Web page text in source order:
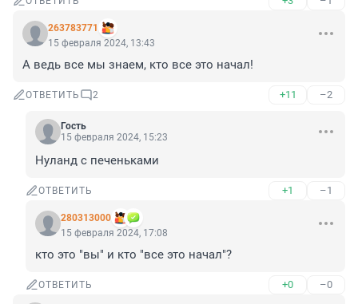
263783771
15 февраля 2024, 13:43
А ведь все мы знаем, кто все это начал!
ОТВЕТИТЬ 2 +11 –2
Гость
15 февраля 2024, 15:23
Нуланд с печеньками
ОТВЕТИТЬ +1 –1
280313000
15 февраля 2024, 17:08
кто это "вы" и кто "все это начал"?
ОТВЕТИТЬ +0 –0